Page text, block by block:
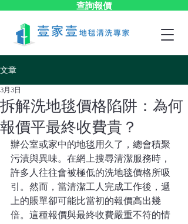
查詢報價
文章
拆解洗地毯價格陷阱：為何
報價平最終收費貴？
3月3日
辦公室或家中的地毯用久了，總會積聚
污漬與異味。在網上搜尋清潔服務時，
許多人往往會被極低的洗地毯價格所吸
引。然而，當清潔工人完成工作後，遞
上的賬單卻可能比當初的報價高出幾
倍。這種報價與最終收費嚴重不符的情